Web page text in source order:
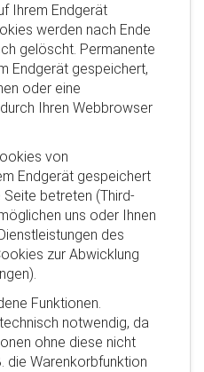
Ihrem Endgerät
werden nach Ende
gelöscht. Permanente
Endgerät gespeichert,
oder eine
Ihren Webbrowser
von
Endgerät gespeichert
betreten (Third-
uns oder Ihnen
des
zur Abwicklung
Funktionen.
notwendig, da
ohne diese nicht
die Warenkorbfunktion